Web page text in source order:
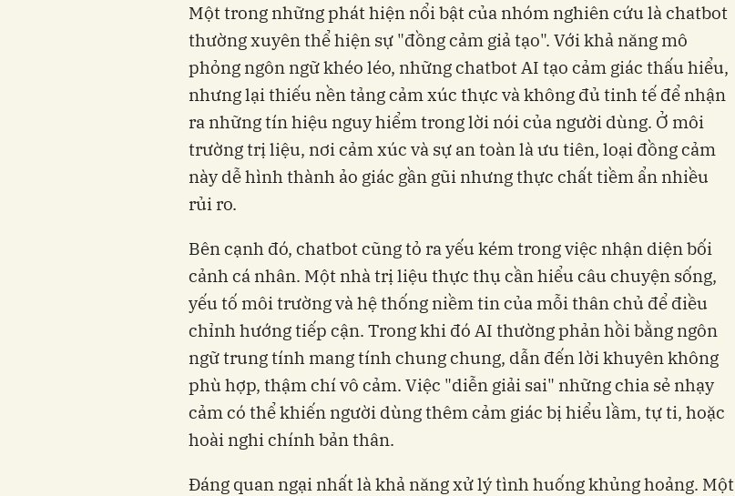
Một trong những phát hiện nổi bật của nhóm nghiên cứu là chatbot
thường xuyên thể hiện sự "đồng cảm giả tạo". Với khả năng mô
phỏng ngôn ngữ khéo léo, những chatbot AI tạo cảm giác thấu hiểu,
nhưng lại thiếu nền tảng cảm xúc thực và không đủ tinh tế để nhận
ra những tín hiệu nguy hiểm trong lời nói của người dùng. Ở môi
trường trị liệu, nơi cảm xúc và sự an toàn là ưu tiên, loại đồng cảm
này dễ hình thành ảo giác gần gũi nhưng thực chất tiềm ẩn nhiều
rủi ro.
Bên cạnh đó, chatbot cũng tỏ ra yếu kém trong việc nhận diện bối
cảnh cá nhân. Một nhà trị liệu thực thụ cần hiểu câu chuyện sống,
yếu tố môi trường và hệ thống niềm tin của mỗi thân chủ để điều
chỉnh hướng tiếp cận. Trong khi đó AI thường phản hồi bằng ngôn
ngữ trung tính mang tính chung chung, dẫn đến lời khuyên không
phù hợp, thậm chí vô cảm. Việc "diễn giải sai" những chia sẻ nhạy
cảm có thể khiến người dùng thêm cảm giác bị hiểu lầm, tự ti, hoặc
hoài nghi chính bản thân.
Đáng quan ngại nhất là khả năng xử lý tình huống khủng hoảng. Một